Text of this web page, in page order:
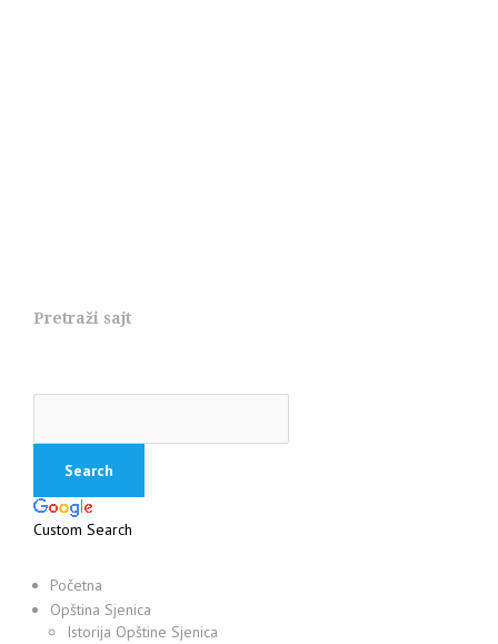
Pretraži sajt
Custom Search
Početna
Opština Sjenica
Istorija Opštine Sjenica